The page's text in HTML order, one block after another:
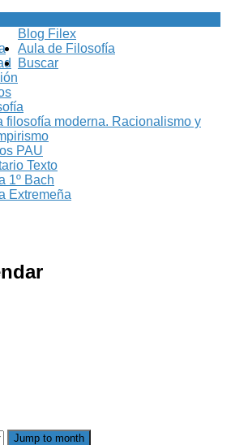
Blog Filex
Aula de Filosofía
filosofía moderna. Racionalismo y
PAU
Texto
1º Bach
Extremeña
Buscar
Jump to month